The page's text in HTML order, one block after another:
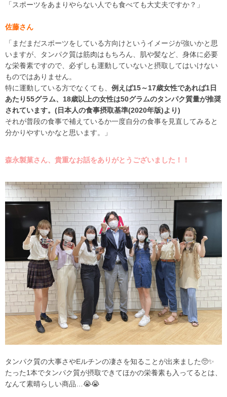
「スポーツをあまりやらない人でも食べても大丈夫ですか？」
佐藤さん
「まだまだスポーツをしている方向けというイメージが強いかと思
いますが、
タンパク質は筋肉はもちろん、肌や髪など、身体に必要
な栄養素ですので、必ずしも運動していないと摂取してはいけない
ものではありません。
特に運動している方でなくても、 例えば15～17歳女性であれば1日
あたり55グラム、 18歳以上の女性は50グラムのタンパク質量が推奨
されています。 (日本人の食事摂取基準(2020年版)より)
それが普段の食事で補えているか一度自分の食事を見直してみると
分かりやすいかなと思います。」
森永製菓さん、貴重なお話をありがとうございました！！
タンパク質の大事さやEルチンの凄さを知ることが出来ました🥺✨
たった1本でタンパク質が摂取できてほかの栄養素も入ってるとは、
なんて素晴らしい商品…😭😭